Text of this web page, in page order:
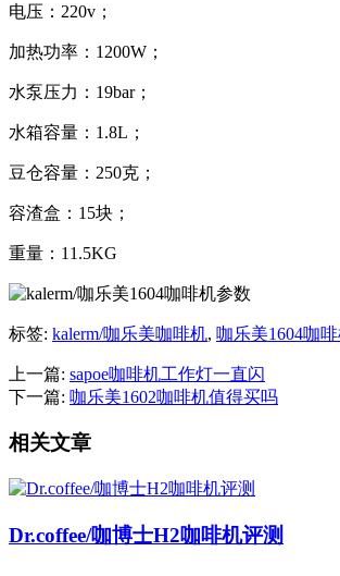
电压：220v；
加热功率：1200W；
水泵压力：19bar；
水箱容量：1.8L；
豆仓容量：250克；
容渣盒：15块；
重量：11.5KG
标签: kalerm/咖乐美咖啡机, 咖乐美1604咖
上一篇: sapoe咖啡机工作灯一直闪
下一篇: 咖乐美1602咖啡机值得买吗
相关文章
Dr.coffee/咖博士H2咖啡机评测